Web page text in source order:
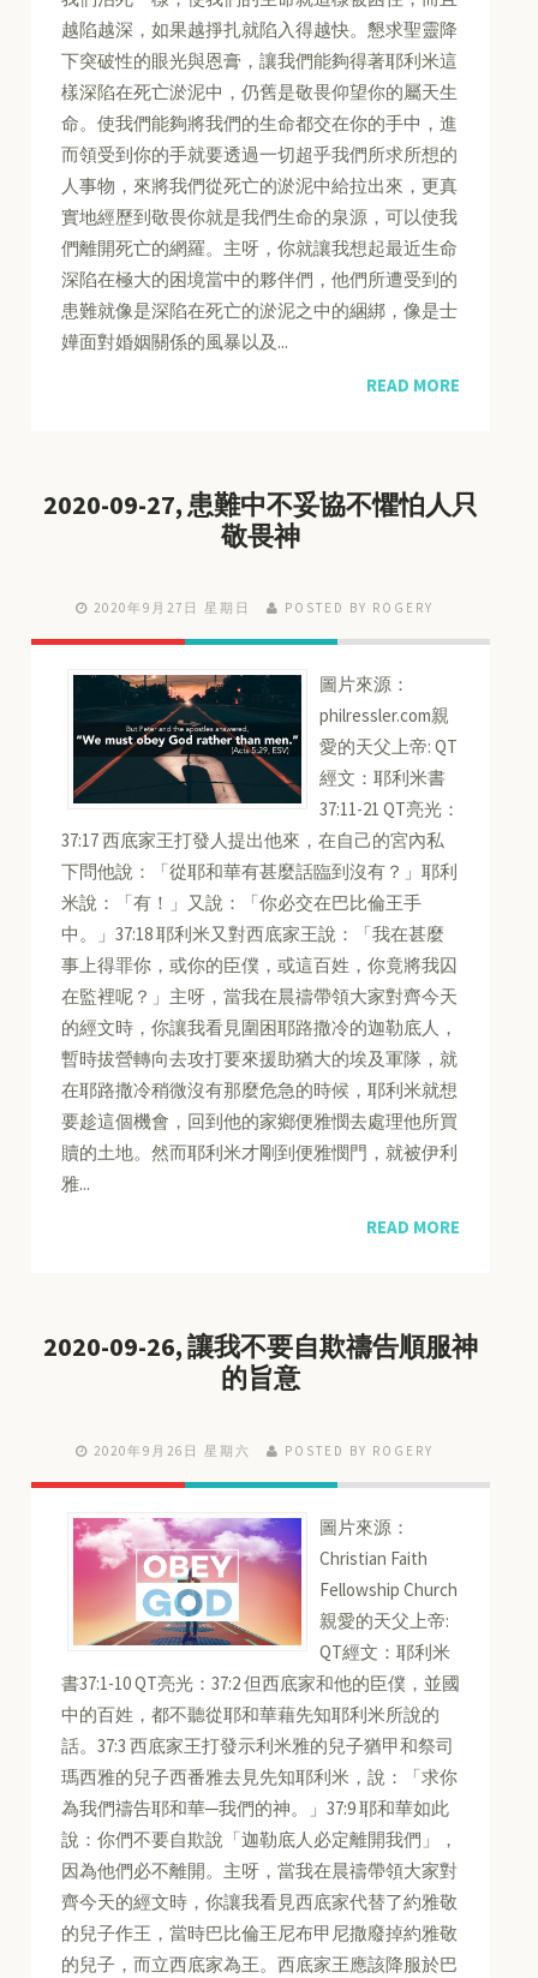
越陷越深，如果越掙扎就陷入得越快。懇求聖靈降
下突破性的眼光與恩膏，讓我們能夠得著耶利米這
樣深陷在死亡淤泥中，仍舊是敬畏仰望你的屬天生
命。使我們能夠將我們的生命都交在你的手中，進
而領受到你的手就要透過一切超乎我們所求所想的
人事物，來將我們從死亡的淤泥中給拉出來，更真
實地經歷到敬畏你就是我們生命的泉源，可以使我
們離開死亡的網羅。主呀，你就讓我想起最近生命
深陷在極大的困境當中的夥伴們，他們所遭受到的
患難就像是深陷在死亡的淤泥之中的綑綁，像是士
嬅面對婚姻關係的風暴以及...
READ MORE
2020-09-27, 患難中不妥協不懼怕人只
敬畏神
2020年9月27日 星期日 POSTED BY ROGERY
圖片來源：
philressler.com親
愛的天父上帝: QT
經文：耶利米書
37:11-21 QT亮光：
37:17 西底家王打發人提出他來，在自己的宮內私
下問他說：「從耶和華有甚麼話臨到沒有？」耶利
米說：「有！」又說：「你必交在巴比倫王手
中。」37:18 耶利米又對西底家王說：「我在甚麼
事上得罪你，或你的臣僕，或這百姓，你竟將我囚
在監裡呢？」主呀，當我在晨禱帶領大家對齊今天
的經文時，你讓我看見圍困耶路撒冷的迦勒底人，
暫時拔營轉向去攻打要來援助猶大的埃及軍隊，就
在耶路撒冷稍微沒有那麼危急的時候，耶利米就想
要趁這個機會，回到他的家鄉便雅憫去處理他所買
贖的土地。然而耶利米才剛到便雅憫門，就被伊利
雅...
READ MORE
2020-09-26, 讓我不要自欺禱告順服神
的旨意
2020年9月26日 星期六 POSTED BY ROGERY
圖片來源：
Christian Faith
Fellowship Church
親愛的天父上帝:
QT經文：耶利米
書37:1-10 QT亮光：37:2 但西底家和他的臣僕，並國
中的百姓，都不聽從耶和華藉先知耶利米所說的
話。37:3 西底家王打發示利米雅的兒子猶甲和祭司
瑪西雅的兒子西番雅去見先知耶利米，說：「求你
為我們禱告耶和華─我們的神。」37:9 耶和華如此
說：你們不要自欺說「迦勒底人必定離開我們」，
因為他們必不離開。主呀，當我在晨禱帶領大家對
齊今天的經文時，你讓我看見西底家代替了約雅敬
的兒子作王，當時巴比倫王尼布甲尼撒廢掉約雅敬
的兒子，而立西底家為王。西底家王應該降服於巴